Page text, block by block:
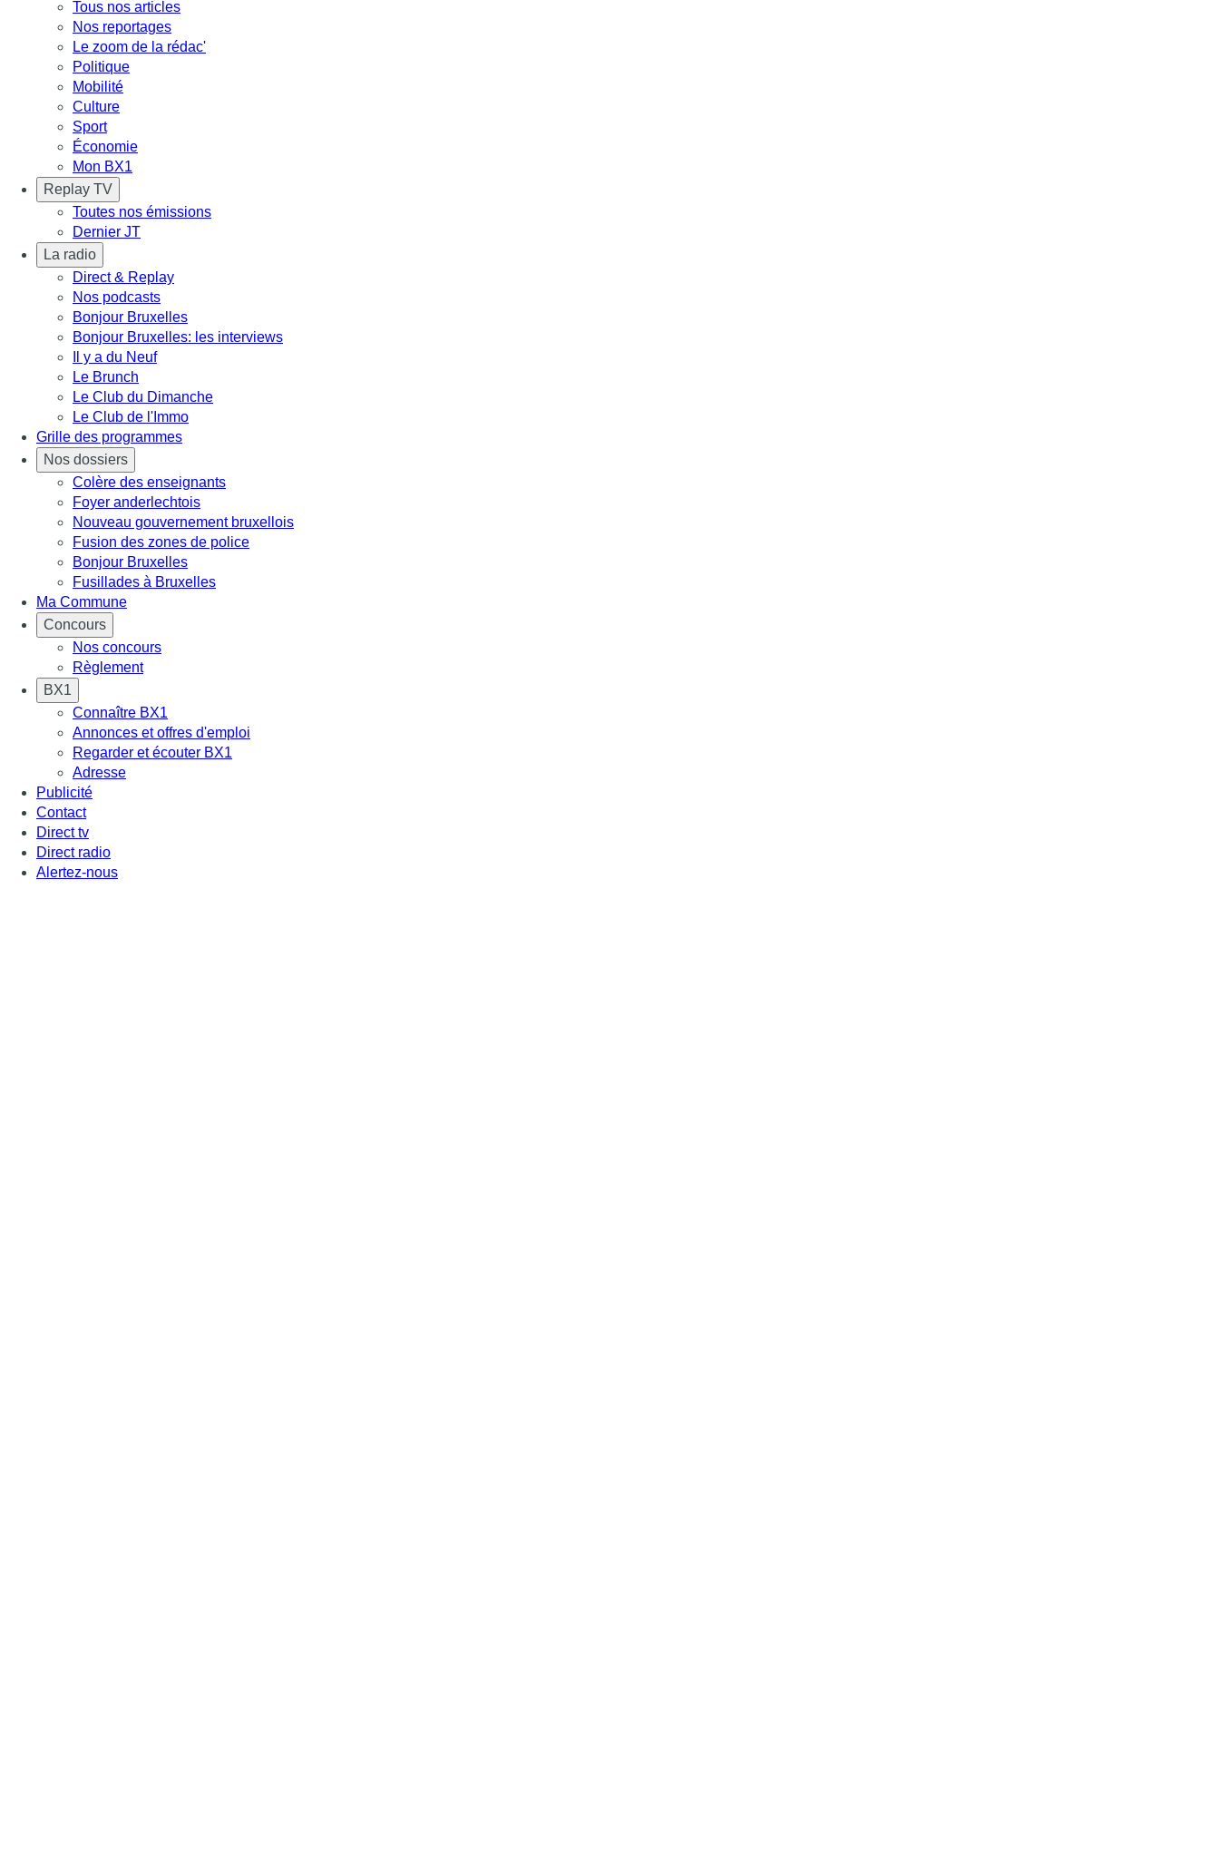
Tous nos articles
Nos reportages
Le zoom de la rédac'
Politique
Mobilité
Culture
Sport
Économie
Mon BX1
Replay TV
Toutes nos émissions
Dernier JT
La radio
Direct & Replay
Nos podcasts
Bonjour Bruxelles
Bonjour Bruxelles: les interviews
Il y a du Neuf
Le Brunch
Le Club du Dimanche
Le Club de l'Immo
Grille des programmes
Nos dossiers
Colère des enseignants
Foyer anderlechtois
Nouveau gouvernement bruxellois
Fusion des zones de police
Bonjour Bruxelles
Fusillades à Bruxelles
Ma Commune
Concours
Nos concours
Règlement
BX1
Connaître BX1
Annonces et offres d'emploi
Regarder et écouter BX1
Adresse
Publicité
Contact
Direct tv
Direct radio
Alertez-nous